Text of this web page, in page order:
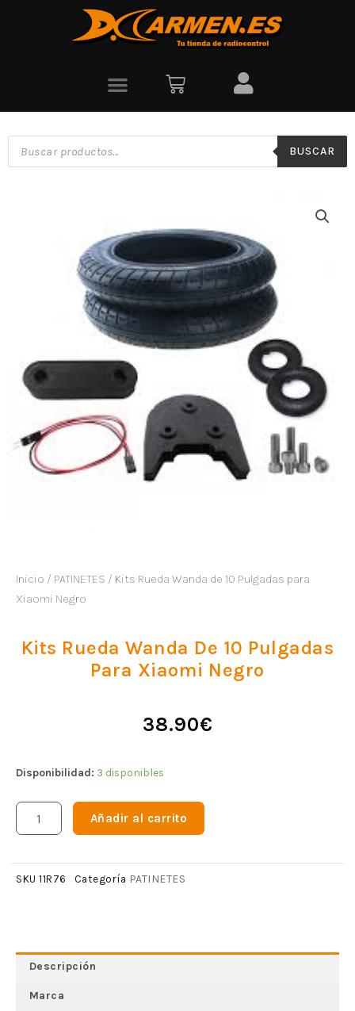
BUSCAR
Inicio / PATINETES / Kits Rueda Wanda de 10 Pulgadas para
Xiaomi Negro
Kits Rueda Wanda De 10 Pulgadas
Para Xiaomi Negro
38.90€
Disponibilidad: 3 disponibles
Añadir al carrito
SKU 11R76 Categoría PATINETES
Descripción
Marca